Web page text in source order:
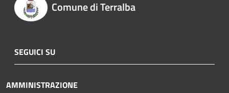
Comune di Terralba
SEGUICI SU
AMMINISTRAZIONE